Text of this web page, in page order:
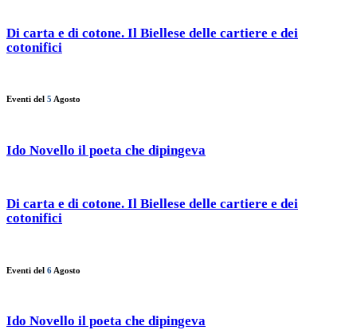
Di carta e di cotone. Il Biellese delle cartiere e dei
cotonifici
Eventi del 5 Agosto
Ido Novello il poeta che dipingeva
Di carta e di cotone. Il Biellese delle cartiere e dei
cotonifici
Eventi del 6 Agosto
Ido Novello il poeta che dipingeva